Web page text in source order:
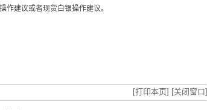
作建议或者现货白银操作建议。
[打印本页] [关闭窗口]